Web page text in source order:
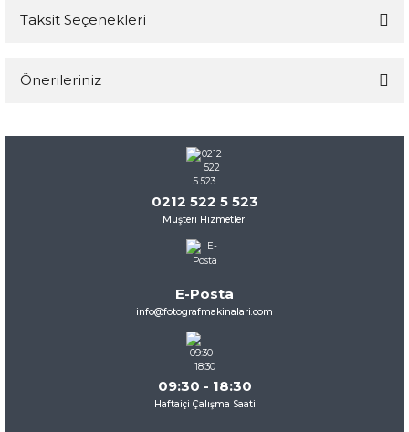
Taksit Seçenekleri
Önerileriniz
konularda yetersiz gördüğünüz noktaları öneri formunu
kullanarak tarafımıza iletebilirsiniz.
Görüş ve önerileriniz için teşekkür ederiz.
Ürün resmi kalitesiz, bozuk veya görüntülenemiyor.
Ürün açıklamasında eksik bilgiler bulunuyor.
Ürün fiyatı diğer sitelerden daha pahalı.
0212 522 5 523
Müşteri Hizmetleri
E-Posta
info@fotografmakinalari.com
09:30 - 18:30
Haftaiçi Çalışma Saati